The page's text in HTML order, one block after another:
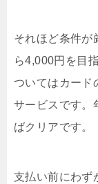
それほど条件が
ら4,000円を目
ついてはカード
サービスです。
ばクリアです。
支払い前にわず